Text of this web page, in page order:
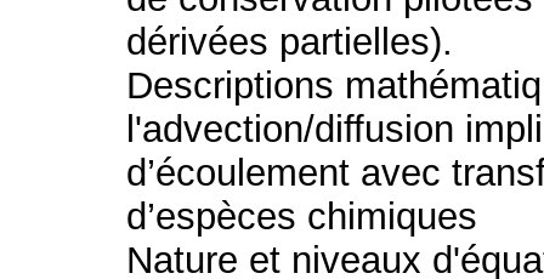
dérivées partielles).
Descriptions
l'advection/diffusion
d’écoulement avec
d’espèces chimiques
Nature et niveaux